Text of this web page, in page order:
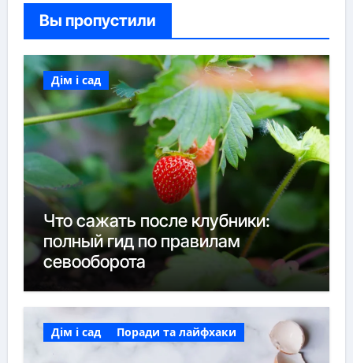
Вы пропустили
Дім і сад
Что сажать после клубники:
полный гид по правилам
севооборота
Дім і сад Поради та лайфхаки